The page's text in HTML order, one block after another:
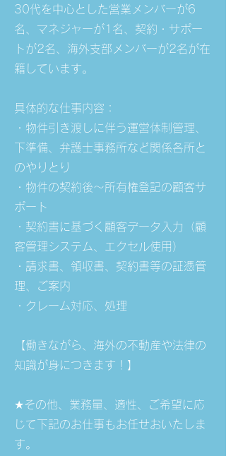
30代を中心とした営業メンバーが6
名、マネジャーが1名、契約・サポー
トが2名、海外支部メンバーが2名が在
籍しています。
具体的な仕事内容：
・物件引き渡しに伴う運営体制管理、
下準備、弁護士事務所など関係各所と
のやりとり
・物件の契約後～所有権登記の顧客サ
ポート
・契約書に基づく顧客データ入力（顧
客管理システム、エクセル使用）
・請求書、領収書、契約書等の証憑管
理、ご案内
・クレーム対応、処理
【働きながら、海外の不動産や法律の
知識が身につきます！】
★その他、業務量、適性、ご希望に応
じて下記のお仕事もお任せおいたしま
す。